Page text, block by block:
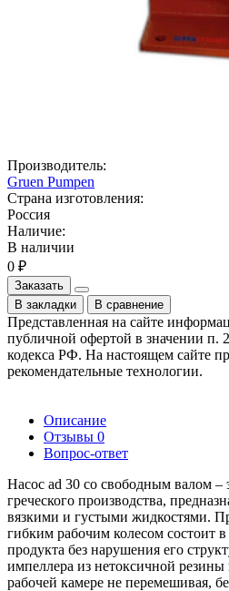
Производитель:
Gruen Pumpen
Страна изготовления:
Россия
Наличие:
В наличии
0 ₽
Заказать
В закладки
В сравнение
Представленная на сайте
публичной офертой в значении п.
кодекса РФ. На настоящем сайте
рекомендательные технологии.
Описание
Отзывы 0
Вопрос-ответ
Насос ad 30 со свободным валом –
греческого производства,
вязкими и густыми жидкостями.
гибким рабочим колесом состоит
продукта без нарушения его
импеллера из нетоксичной
рабочей камере не перемешивая,